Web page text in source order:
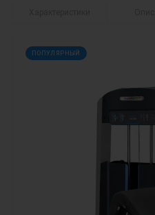
ПОПУЛЯРНЫЙ